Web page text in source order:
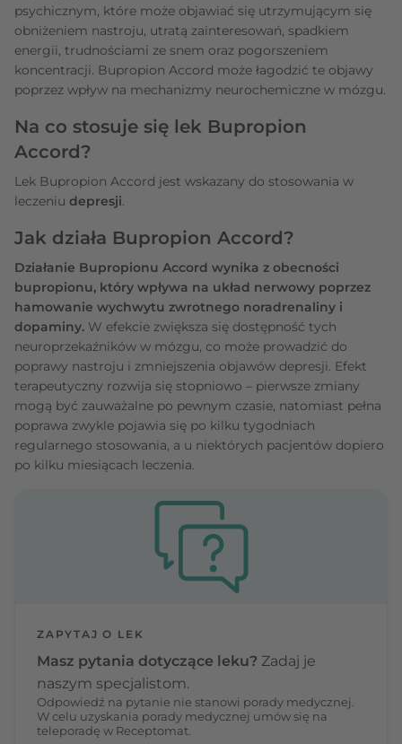
psychicznym, które może objawiać się utrzymującym się
obniżeniem nastroju, utratą zainteresowań, spadkiem
energii, trudnościami ze snem oraz pogorszeniem
koncentracji. Bupropion Accord może łagodzić te objawy
poprzez wpływ na mechanizmy neurochemiczne w mózgu.
Na co stosuje się lek Bupropion
Accord?
Lek Bupropion Accord jest wskazany do stosowania w
leczeniu depresji.
Jak działa Bupropion Accord?
Działanie Bupropionu Accord wynika z obecności
bupropionu, który wpływa na układ nerwowy poprzez
hamowanie wychwytu zwrotnego noradrenaliny i
dopaminy. W efekcie zwiększa się dostępność tych
neuroprzekaźników w mózgu, co może prowadzić do
poprawy nastroju i zmniejszenia objawów depresji. Efekt
terapeutyczny rozwija się stopniowo – pierwsze zmiany
mogą być zauważalne po pewnym czasie, natomiast pełna
poprawa zwykle pojawia się po kilku tygodniach
regularnego stosowania, a u niektórych pacjentów dopiero
po kilku miesiącach leczenia.
ZAPYTAJ O LEK
Masz pytania dotyczące leku? Zadaj je
naszym specjalistom.
Odpowiedź na pytanie nie stanowi porady medycznej.
W celu uzyskania porady medycznej umów się na
teleporadę w Receptomat.